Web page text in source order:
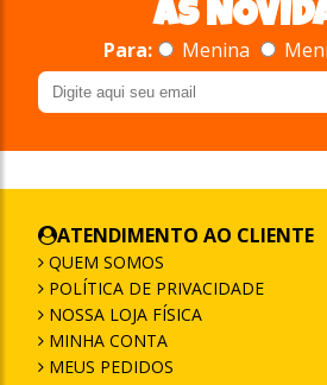
AS
Para: Menina
ATENDIMENTO AO CLIENTE
QUEM SOMOS
POLÍTICA DE PRIVACIDADE
NOSSA LOJA FÍSICA
MINHA CONTA
MEUS PEDIDOS